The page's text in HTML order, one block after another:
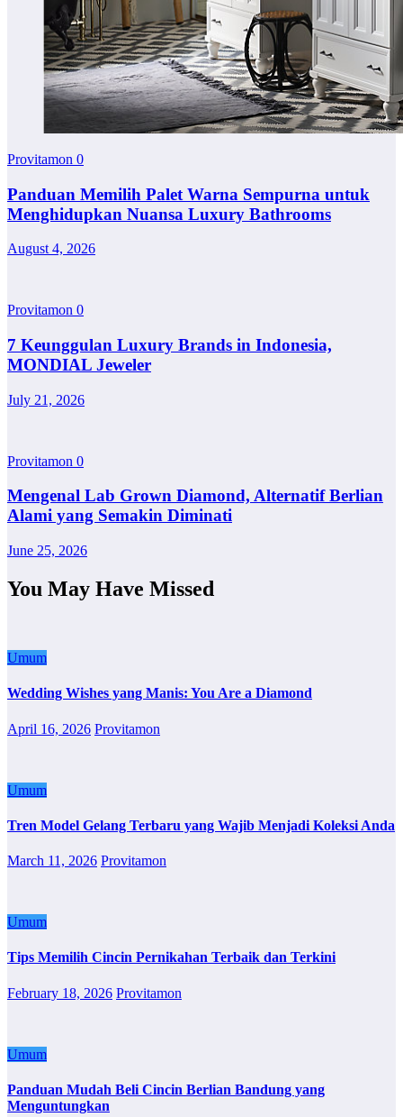
Provitamon 0
Panduan Memilih Palet Warna Sempurna untuk
Menghidupkan Nuansa Luxury Bathrooms
August 4, 2026
Provitamon 0
7 Keunggulan Luxury Brands in Indonesia,
MONDIAL Jeweler
July 21, 2026
Provitamon 0
Mengenal Lab Grown Diamond, Alternatif Berlian
Alami yang Semakin Diminati
June 25, 2026
You May Have Missed
Umum
Wedding Wishes yang Manis: You Are a Diamond
April 16, 2026 Provitamon
Umum
Tren Model Gelang Terbaru yang Wajib Menjadi Koleksi Anda
March 11, 2026 Provitamon
Umum
Tips Memilih Cincin Pernikahan Terbaik dan Terkini
February 18, 2026 Provitamon
Umum
Panduan Mudah Beli Cincin Berlian Bandung yang
Menguntungkan